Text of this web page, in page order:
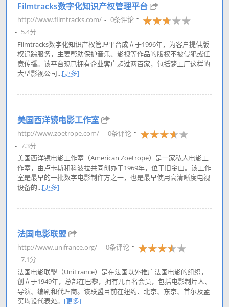
Filmtracks数字化知识产权管理平台
http://www.filmtracks.com/
0条评论
5.4分
Filmtracks数字化知识产权管理平台成立于1996年，为客户提供版
权追踪服务，主要帮助保护音乐、影视等作品的版权不被侵犯或任
意传播。该平台现已拥有企业客户超过两百家，包括梦工厂这样的
大型影视公司...[更多]
美国西洋镜电影工作室
http://www.zoetrope.com/
0条评论
7.3分
美国西洋镜电影工作室（American Zoetrope）是一家私人电影工
作室，由卢卡斯和科波拉共同创办于1969年，位于旧金山。该工作
室是最早的一批数字电影制作方之一，也是最早使用高清晰度电视
设备的...[更多]
法国电影联盟
http://www.unifrance.org/
0条评论
7.1分
法国电影联盟（UniFrance）是在法国以外推广法国电影的组织，
创立于1949年，总部在巴黎，拥有几百名会员，包括电影制片人、
导演、编剧和代理商。该联盟目前在纽约、北京、东京、首尔及孟
买均设代表处。 [更多]